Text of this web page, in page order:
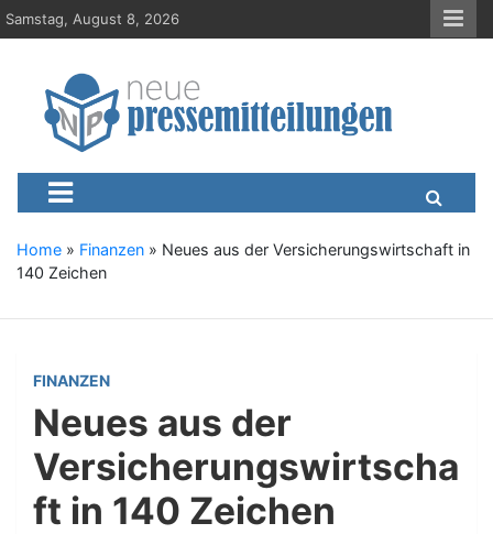
S
k
Samstag, August 8, 2026
Neue-
Presseportal, Nachrichten, News, Meldungen, Wirtschaft
Home » Finanzen » Neues aus der Versicherungswirtschaft in
140 Zeichen
FINANZEN
Neues aus der
Versicherungswirtscha
ft in 140 Zeichen